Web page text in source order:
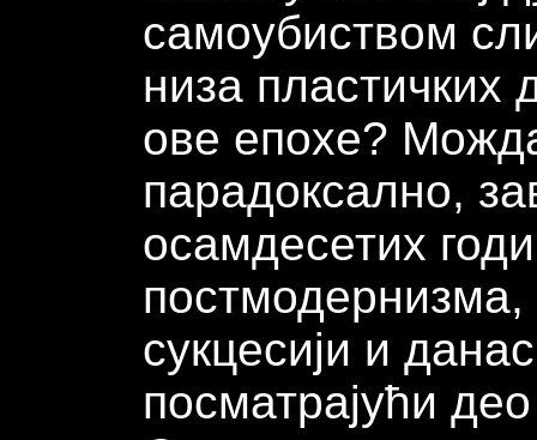
самоубиством
низа пластичких
ове епохе?
парадоксално,
осамдесетих
постмодернизма,
сукцесији и
посматрајући